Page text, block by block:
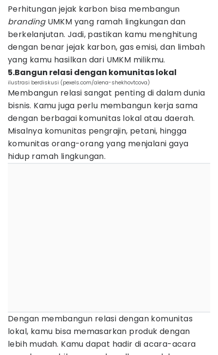
Perhitungan jejak karbon bisa membangun
brandingUMKM yang ramah lingkungan dan
berkelanjutan. Jadi, pastikan kamu menghitung
dengan benar jejak karbon, gas emisi, dan limbah
yang kamu hasilkan dari UMKM milikmu.
5.Bangun relasi dengan komunitas lokal
ilustrasi berdiskusi (pexels.com/alena-shekhovtcova)
Membangun relasi sangat penting di dalam dunia
bisnis. Kamu juga perlu membangun kerja sama
dengan berbagai komunitas lokal atau daerah.
Misalnya komunitas pengrajin, petani, hingga
komunitas orang-orang yang menjalani gaya
hidup ramah lingkungan.
Dengan membangun relasi dengan komunitas
lokal, kamu bisa memasarkan produk dengan
lebih mudah. Kamu dapat hadir di acara-acara